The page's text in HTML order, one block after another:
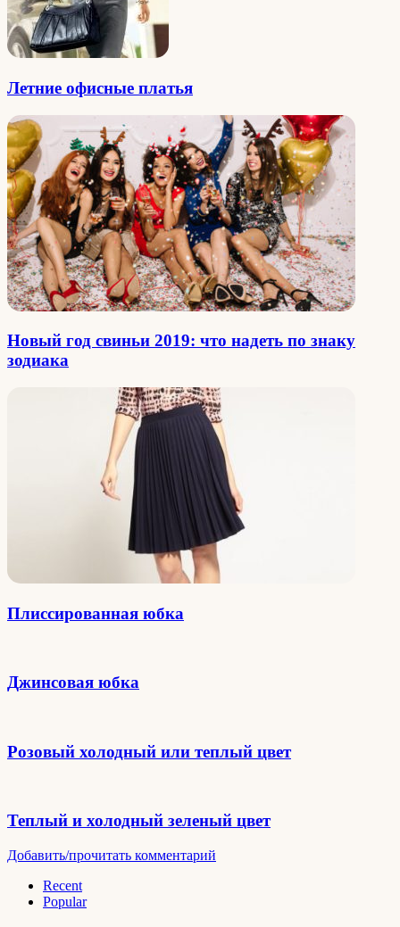
Летние офисные платья
Новый год свиньи 2019: что надеть по знаку
зодиака
Плиссированная юбка
Джинсовая юбка
Розовый холодный или теплый цвет
Теплый и холодный зеленый цвет
Добавить/прочитать комментарий
Recent
Popular